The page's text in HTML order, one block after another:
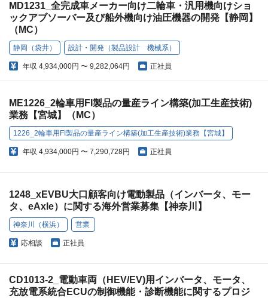
MD1231_全完成車メーカー向け二輪車・汎用機向けショ
ックアブソーバー及び船外機向け油圧機器の開発【静岡】
（MC）
静岡（袋井） 設計・開発（製品設計 機械系）
年収 4,934,000円 〜 9,282,064円 正社員
ME1226_2輪車用FI製品の量産ライン構築(加工生産技術)
業務【宮城】（MC）
1226_2輪車用FI製品の量産ライン構築(加工生産技術)業務【宮城】
年収 4,934,000円 〜 7,290,728円 正社員
1248_xEVBU大口顧客向け電動製品（インバータ、モー
タ、eAxle）に関する海外営業募集【神奈川】
神奈川（横浜） 営業
応相談 正社員
CD1013-2_電動車両（HEV/EV)用インバータ、モータ、
充放電系統合ECUの制御機能・診断機能に関するプロジ